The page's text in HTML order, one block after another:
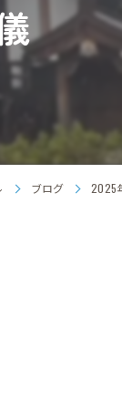
ブログ 2025